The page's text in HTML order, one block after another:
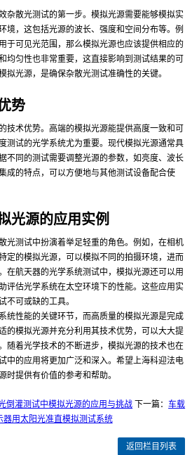
杂散光测试的第一步。模拟光源需要能够模拟实
境，这包括光源的波长、强度和空间分布等。例
于可见光范围，那么模拟光源也应该提供相应的
均匀性也非常重要，这直接影响到测试结果的可
拟光源，是确保杂散光测试准确性的关键。
势
技术优势。高端的模拟光源能提供高度一致和可
测试的光学系统尤为重要。现代模拟光源通常具
不同的测试需要调整光源的参数，如亮度、波长
成的特点，可以方便地与其他测试设备配合使
光源的应用实例
光测试中扮演着举足轻重的角色。例如，在相机
定的模拟光源，可以模拟不同的拍摄环境，进而
在航天器的光学系统测试中，模拟光源还可以用
评估光学系统在太空环境下的性能。这些应用实
不可或缺的工具。
统性能的关键环节，而高质量的模拟光源是完成
的模拟光源并充分利用其技术优势，可以大大提
随着光学技术的不断进步，模拟光源的技术也在
中的应用将更加广泛和深入。希望上海科迎法电
时提供有价值的参考和帮助。
倒灌测试中模拟光源的应用与挑战 下一篇：车载
器用太阳光准直模拟测试系统
返回栏目列表